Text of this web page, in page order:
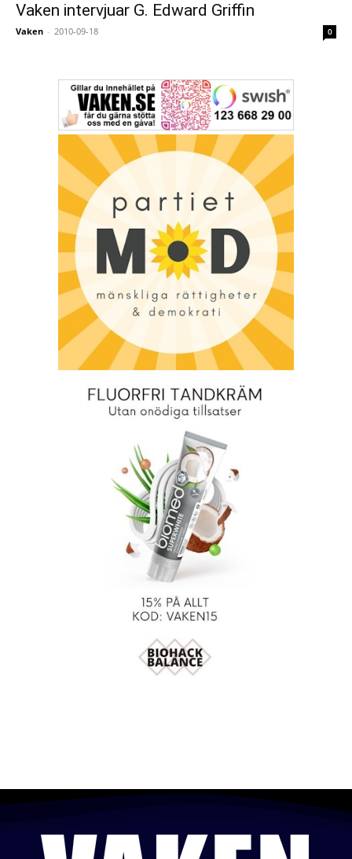
Vaken intervjuar G. Edward Griffin
Vaken - 2010-09-18 0